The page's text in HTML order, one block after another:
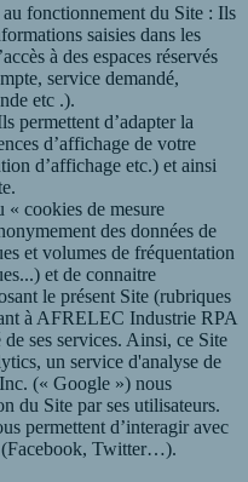
fonctionnement du Site : Ils
saisies dans les
à des espaces réservés
service demandé,
etc .).
permettent d’adapter la
d’affichage de votre
d’affichage etc.) et ainsi
« cookies de mesure
des données de
et volumes de fréquentation
et de connaitre
le présent Site (rubriques
à AFRELEC Industrie RPA
ses services. Ainsi, ce Site
un service d'analyse de
(« Google ») nous
du Site par ses utilisateurs.
permettent d’interagir avec
(Facebook, Twitter…).